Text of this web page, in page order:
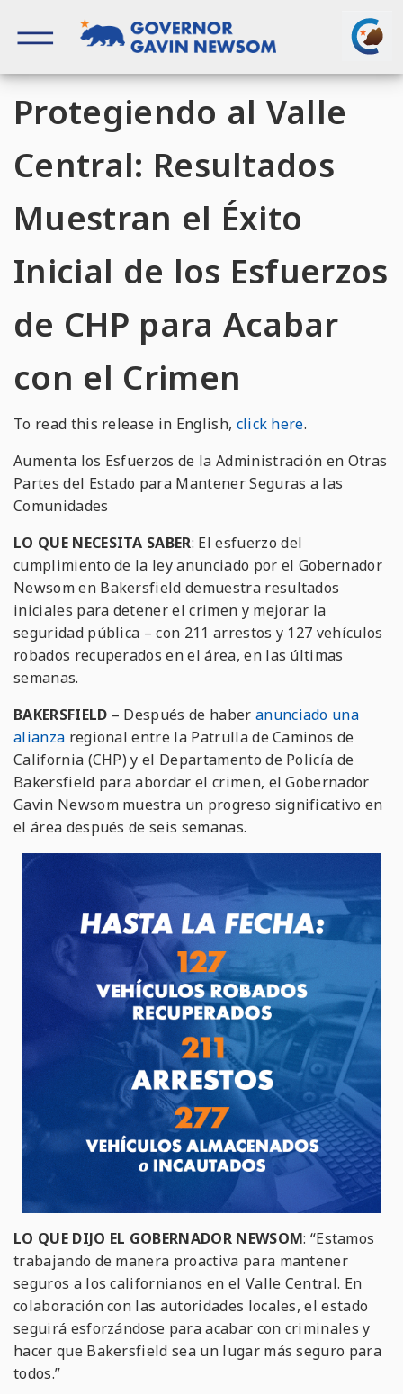
content
Protegiendo al Valle
Central: Resultados
Muestran el Éxito
Inicial de los Esfuerzos
de CHP para Acabar
con el Crimen
To read this release in English, click here.
Aumenta los Esfuerzos de la Administración en Otras
Partes del Estado para Mantener Seguras a las
Comunidades
LO QUE NECESITA SABER: El esfuerzo del
cumplimiento de la ley anunciado por el Gobernador
Newsom en Bakersfield demuestra resultados
iniciales para detener el crimen y mejorar la
seguridad pública – con 211 arrestos y 127 vehículos
robados recuperados en el área, en las últimas
semanas.
BAKERSFIELD – Después de haber anunciado una
alianza regional entre la Patrulla de Caminos de
California (CHP) y el Departamento de Policía de
Bakersfield para abordar el crimen, el Gobernador
Gavin Newsom muestra un progreso significativo en
el área después de seis semanas.
LO QUE DIJO EL GOBERNADOR NEWSOM: “Estamos
trabajando de manera proactiva para mantener
seguros a los californianos en el Valle Central. En
colaboración con las autoridades locales, el estado
seguirá esforzándose para acabar con criminales y
hacer que Bakersfield sea un lugar más seguro para
todos.”